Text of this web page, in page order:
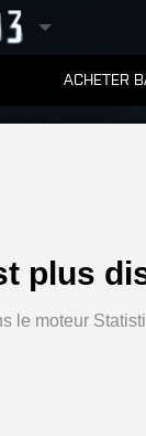
ACHETER
plus
le moteur